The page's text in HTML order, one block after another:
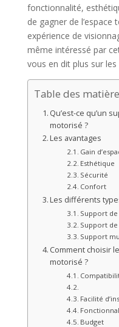
fonctionnalité,
de gagner de
expérience de
même intéressé par
vous en dit plus sur
Table des
Qu’est-ce qu’un
motorisé ?
Les avantages
Gain
Esthétique
Sécurité
Confort
Les différents
Support
Support
Support
Comment choisir
motorisé ?
Facilité
Budget